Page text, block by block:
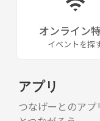
オンライン
イベントを探
アプリ
つなげーとのア